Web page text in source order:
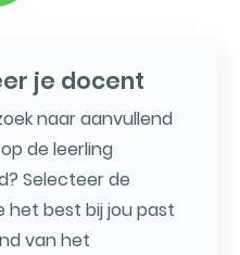
je docent
naar aanvullend
de leerling
Selecteer de
het best bij jou past
van het